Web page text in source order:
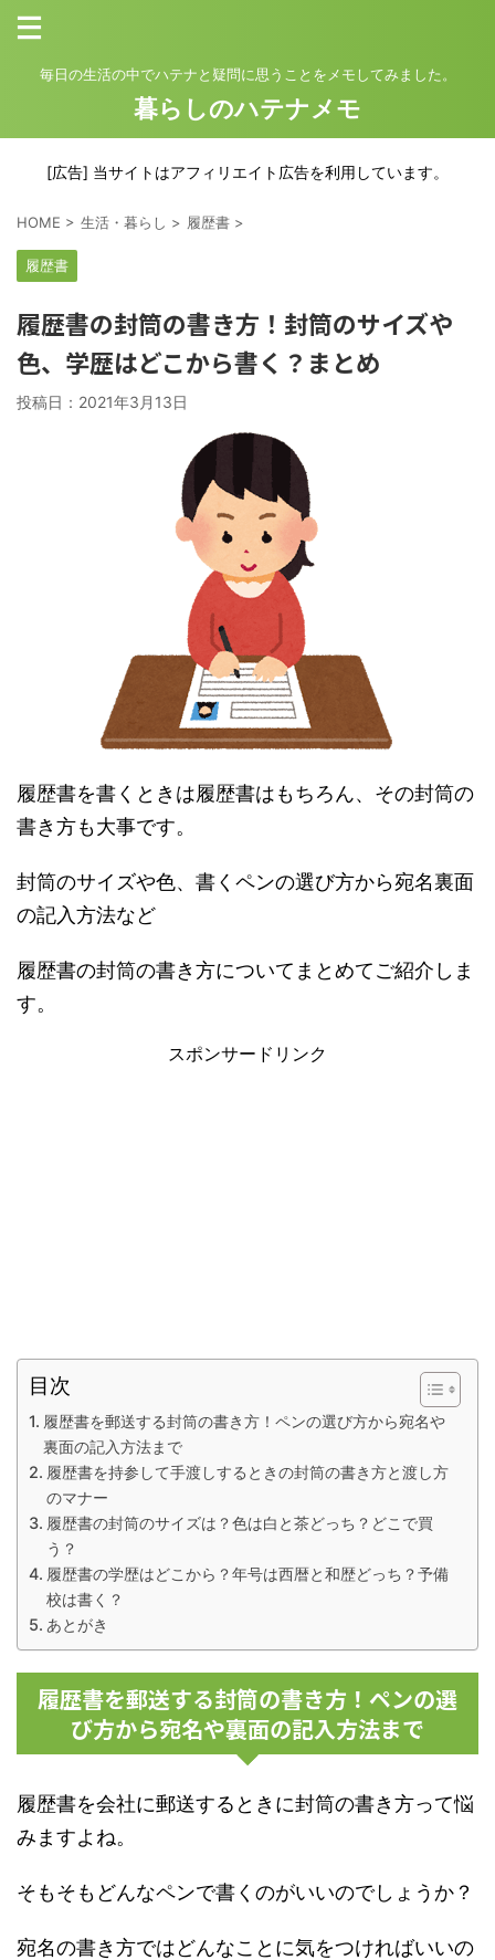
毎日の生活の中でハテナと疑問に思うことをメモしてみました。
暮らしのハテナメモ
[広告] 当サイトはアフィリエイト広告を利用しています。
HOME > 生活・暮らし > 履歴書 >
履歴書
履歴書の封筒の書き方！封筒のサイズや
色、学歴はどこから書く？まとめ
投稿日： 2021年3月13日
履歴書を書くときは履歴書はもちろん、その封筒の
書き方も大事です。
封筒のサイズや色、書くペンの選び方から宛名裏面
の記入方法など
履歴書の封筒の書き方についてまとめてご紹介しま
す。
スポンサードリンク
目次
履歴書を郵送する封筒の書き方！ペンの選び方から宛名や
裏面の記入方法まで
履歴書を持参して手渡しするときの封筒の書き方と渡し方
のマナー
履歴書の封筒のサイズは？色は白と茶どっち？どこで買
う？
履歴書の学歴はどこから？年号は西暦と和歴どっち？予備
校は書く？
あとがき
履歴書を郵送する封筒の書き方！ペンの選
び方から宛名や裏面の記入方法まで
履歴書を会社に郵送するときに封筒の書き方って悩
みますよね。
そもそもどんなペンで書くのがいいのでしょうか？
宛名の書き方ではどんなことに気をつければいいの